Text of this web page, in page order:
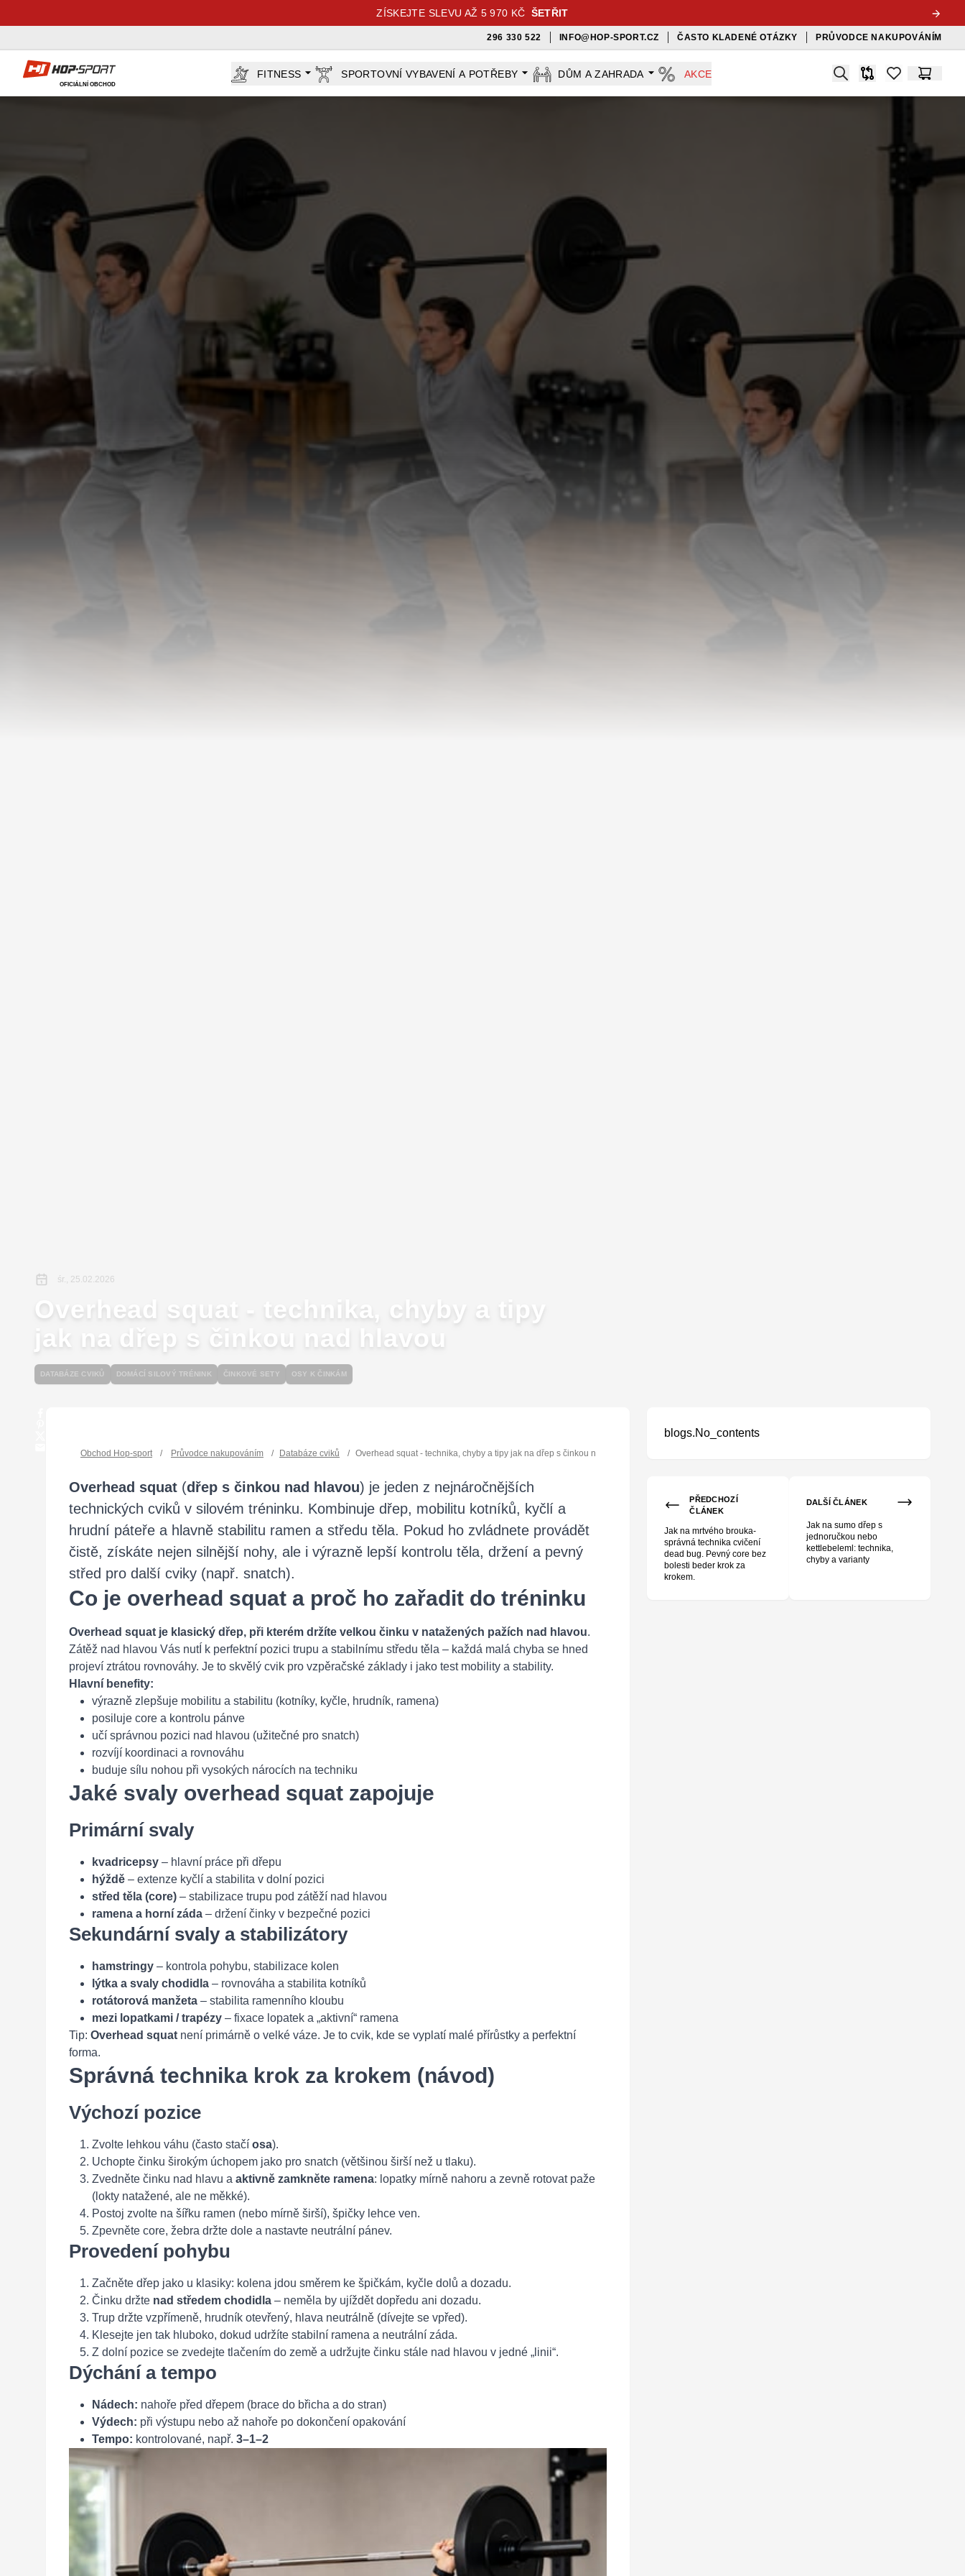
ZÍSKEJTE SLEVU AŽ 5 970 KČ ŠETŘIT
296 330 522 INFO@HOP-SPORT.CZ ČASTO KLADENÉ OTÁZKY PRŮVODCE NAKUPOVÁNÍM
Hop-Sport.cz
OFICIÁLNÍ OBCHOD
FITNESS SPORTOVNÍ VYBAVENÍ A POTŘEBY DŮM A ZAHRADA AKCE Search
Srovnávačitems inKošík
śr., 25.02.2026
Overhead squat - technika, chyby a tipy
jak na dřep s činkou nad hlavou
DATABÁZE CVIKŮ DOMÁCÍ SILOVÝ TRÉNINK ČINKOVÉ SETY OSY K ČINKÁM
Obchod Hop-sport / Průvodce nakupováním / Databáze cviků / Overhead squat - technika, chyby a tipy jak na dřep s činkou nad hlavou
Overhead squat (dřep s činkou nad hlavou) je jeden z nejnáročnějších
technických cviků v silovém tréninku. Kombinuje dřep, mobilitu kotníků, kyčlí a
hrudní páteře a hlavně stabilitu ramen a středu těla. Pokud ho zvládnete provádět
čistě, získáte nejen silnější nohy, ale i výrazně lepší kontrolu těla, držení a pevný
střed pro další cviky (např. snatch).
Co je overhead squat a proč ho zařadit do tréninku
Overhead squat je klasický dřep, při kterém držíte velkou činku v natažených pažích nad hlavou.
Zátěž nad hlavou Vás nutÍ k perfektní pozici trupu a stabilnímu středu těla – každá malá chyba se hned
projeví ztrátou rovnováhy. Je to skvělý cvik pro vzpěračské základy i jako test mobility a stability.
Hlavní benefity:
výrazně zlepšuje mobilitu a stabilitu (kotníky, kyčle, hrudník, ramena)
posiluje core a kontrolu pánve
učí správnou pozici nad hlavou (užitečné pro snatch)
rozvíjí koordinaci a rovnováhu
buduje sílu nohou při vysokých nárocích na techniku
Jaké svaly overhead squat zapojuje
Primární svaly
kvadricepsy – hlavní práce při dřepu
hýždě – extenze kyčlí a stabilita v dolní pozici
střed těla (core) – stabilizace trupu pod zátěží nad hlavou
ramena a horní záda – držení činky v bezpečné pozici
Sekundární svaly a stabilizátory
hamstringy – kontrola pohybu, stabilizace kolen
lýtka a svaly chodidla – rovnováha a stabilita kotníků
rotátorová manžeta – stabilita ramenního kloubu
mezi lopatkami / trapézy – fixace lopatek a „aktivní“ ramena
Tip: Overhead squat není primárně o velké váze. Je to cvik, kde se vyplatí malé přírůstky a perfektní
forma.
Správná technika krok za krokem (návod)
Výchozí pozice
Zvolte lehkou váhu (často stačí osa).
Uchopte činku širokým úchopem jako pro snatch (většinou širší než u tlaku).
Zvedněte činku nad hlavu a aktivně zamkněte ramena: lopatky mírně nahoru a zevně rotovat paže
(lokty natažené, ale ne měkké).
Postoj zvolte na šířku ramen (nebo mírně širší), špičky lehce ven.
Zpevněte core, žebra držte dole a nastavte neutrální pánev.
Provedení pohybu
Začněte dřep jako u klasiky: kolena jdou směrem ke špičkám, kyčle dolů a dozadu.
Činku držte nad středem chodidla – neměla by ujíždět dopředu ani dozadu.
Trup držte vzpřímeně, hrudník otevřený, hlava neutrálně (dívejte se vpřed).
Klesejte jen tak hluboko, dokud udržíte stabilní ramena a neutrální záda.
Z dolní pozice se zvedejte tlačením do země a udržujte činku stále nad hlavou v jedné „linii“.
Dýchání a tempo
Nádech: nahoře před dřepem (brace do břicha a do stran)
Výdech: při výstupu nebo až nahoře po dokončení opakování
Tempo: kontrolované, např. 3–1–2
blogs.No_contents
PŘEDCHOZÍ
ČLÁNEK
Jak na mrtvého brouka-
správná technika cvičení
dead bug. Pevný core bez
bolesti beder krok za
krokem.
DALŠÍ ČLÁNEK
Jak na sumo dřep s
jednoručkou nebo
kettlebeleml: technika,
chyby a varianty